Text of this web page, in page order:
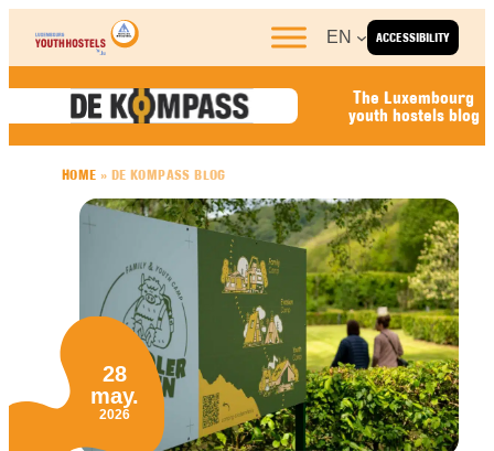
Skip to content
ACCESSIBILITY
EN
The Luxembourg
youth hostels blog
HOME » DE KOMPASS BLOG
28
may.
2026